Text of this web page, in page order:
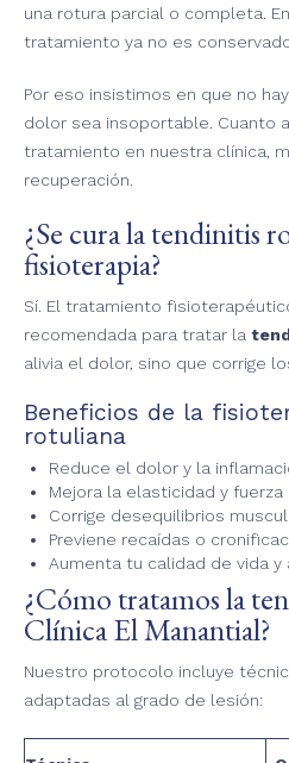
una rotura parcial o completa.
tratamiento ya no es
Por eso insistimos en que no
dolor sea insoportable. Cuanto
tratamiento en nuestra clínica,
recuperación.
¿Se cura la tendinitis
fisioterapia?
Sí. El tratamiento
recomendada para tratar la
alivia el dolor, sino que corrige
Beneficios de la
rotuliana
Reduce el dolor y la
Mejora la elasticidad y
Corrige desequilibrios
Previene recaídas o
Aumenta tu calidad de vida y
¿Cómo tratamos la
Clínica El Manantial?
Nuestro protocolo incluye
adaptadas al grado de lesión: